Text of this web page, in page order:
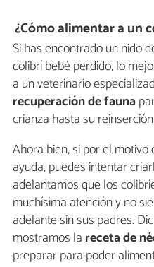
¿Cómo alimentar a un
Si has encontrado un nido
colibrí bebé perdido, lo
a un veterinario
recuperación de fauna
crianza hasta su
Ahora bien, si por el
ayuda, puedes intentar
adelantamos que los
muchísima atención y no
adelante sin sus padres.
mostramos la receta de
preparar para poder